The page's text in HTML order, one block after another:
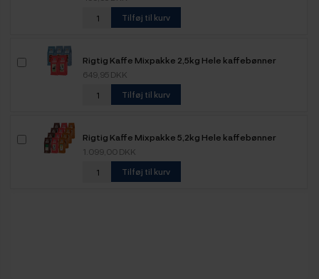
Tilføj til kurv
Rigtig Kaffe Mixpakke 2,5kg Hele kaffebønner
649,95 DKK
Tilføj til kurv
Rigtig Kaffe Mixpakke 5,2kg Hele kaffebønner
1.099,00 DKK
Tilføj til kurv